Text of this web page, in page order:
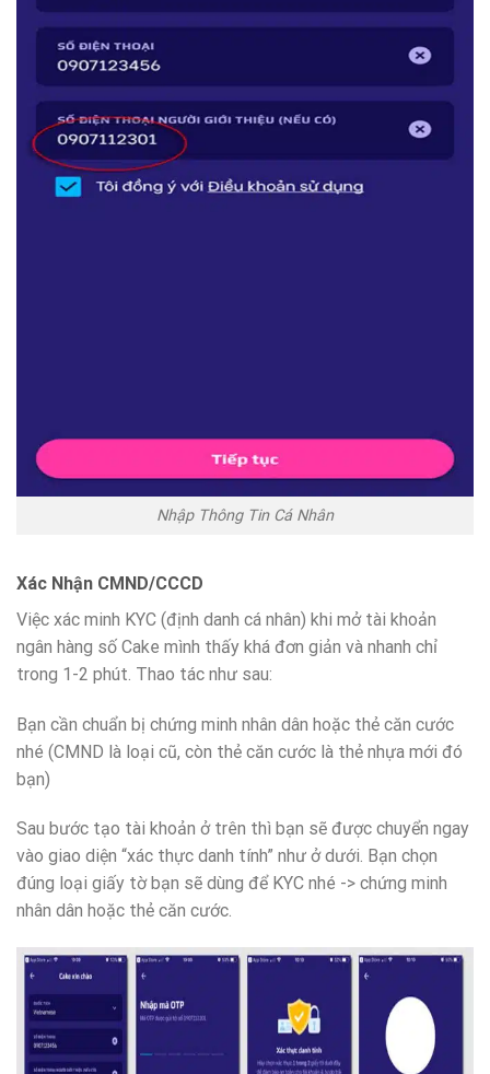
Nhập Thông Tin Cá Nhân
Xác Nhận CMND/CCCD
Việc xác minh KYC (định danh cá nhân) khi mở tài khoản
ngân hàng số Cake mình thấy khá đơn giản và nhanh chỉ
trong 1-2 phút. Thao tác như sau:
Bạn cần chuẩn bị chứng minh nhân dân hoặc thẻ căn cước
nhé (CMND là loại cũ, còn thẻ căn cước là thẻ nhựa mới đó
bạn)
Sau bước tạo tài khoản ở trên thì bạn sẽ được chuyển ngay
vào giao diện “xác thực danh tính” như ở dưới. Bạn chọn
đúng loại giấy tờ bạn sẽ dùng để KYC nhé -> chứng minh
nhân dân hoặc thẻ căn cước.